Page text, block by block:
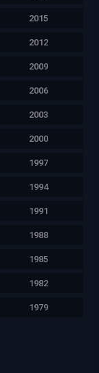
2015
2012
2009
2006
2003
2000
1997
1994
1991
1988
1985
1982
1979